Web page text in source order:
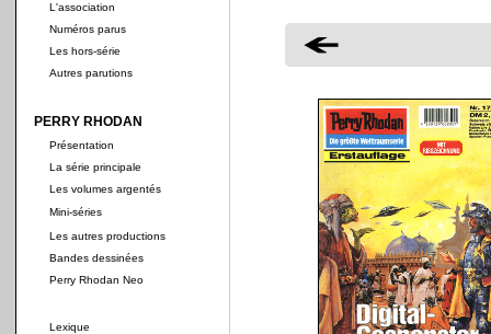
L'association
Numéros parus
Les hors-série
Autres parutions
PERRY RHODAN
Présentation
La série principale
Les volumes argentés
Mini-séries
Les autres productions
Bandes dessinées
Perry Rhodan Neo
Lexique